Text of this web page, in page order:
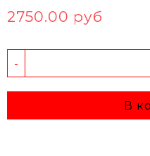
2750.00 руб
-
В